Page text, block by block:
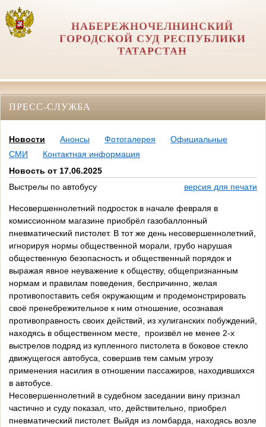
НАБЕРЕЖНОЧЕЛНИНСКИЙ
ГОРОДСКОЙ СУД РЕСПУБЛИКИ
ТАТАРСТАН
ПРЕСС-СЛУЖБА
Новости Анонсы Фотогалерея
Официальные
СМИ
Контактная информация
Новость от 17.06.2025
Выстрелы по автобусу
версия для печати
Несовершеннолетний подросток в начале февраля в
комиссионном магазине приобрёл газобаллонный
пневматический пистолет. В тот же день несовершеннолетний,
игнорируя нормы общественной морали, грубо нарушая
общественную безопасность и общественный порядок и
выражая явное неуважение к обществу, общепризнанным
нормам и правилам поведения, беспричинно, желая
противопоставить себя окружающим и продемонстрировать
своё пренебрежительное к ним отношение, осознавая
противоправность своих действий, из хулиганских побуждений,
находясь в общественном месте, произвёл не менее 2-х
выстрелов подряд из купленного пистолета в боковое стекло
движущегося автобуса, совершив тем самым угрозу
применения насилия в отношении пассажиров, находившихся
в автобусе.
Несовершеннолетний в судебном заседании вину признал
частично и суду показал, что, действительно, приобрел
пневматический пистолет. Выйдя из ломбарда, находясь возле